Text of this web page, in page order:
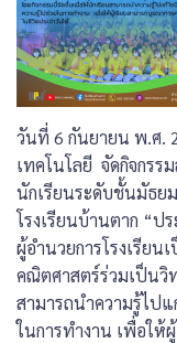
วันที่ 6 กันยายน พ.ศ.
เทคโนโลยี จัดกิจกรร
นักเรียนระดับชั้นมัธ
โรงเรียนบ้านตาก “ป
ผู้อำนวยการโรงเรีย
คณิตศาสตร์ร่วมเป็นวิ
สามารถนำความรู้ไป
ในการทำงาน เพื่อใ